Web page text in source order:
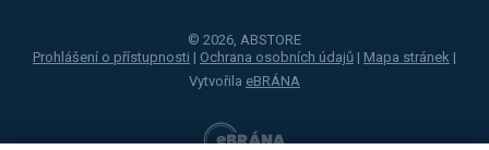
© 2026, ABSTORE
Prohlášení o přístupnosti | Ochrana osobních údajů | Mapa stránek |
Vytvořila eBRÁNA